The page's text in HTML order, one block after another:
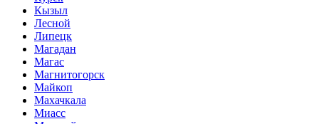
Кызыл
Лесной
Липецк
Магадан
Магас
Магнитогорск
Майкоп
Махачкала
Миасс